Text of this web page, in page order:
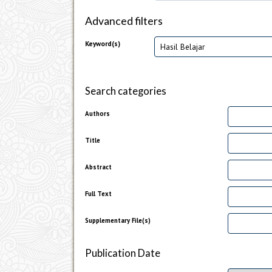
Advanced filters
Keyword(s)
Search categories
Authors
Title
Abstract
Full Text
Supplementary File(s)
Publication Date